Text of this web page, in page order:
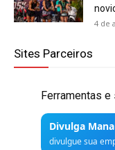
4 de
Sites Parceiros
Ferramentas
Divulga
divulgue sua